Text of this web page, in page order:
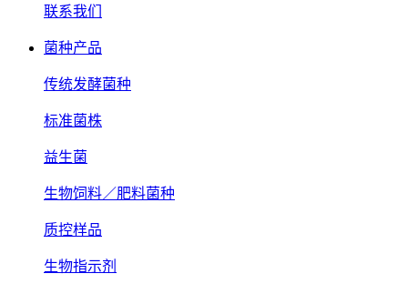
联系我们
菌种产品
传统发酵菌种
标准菌株
益生菌
生物饲料／肥料菌种
质控样品
生物指示剂